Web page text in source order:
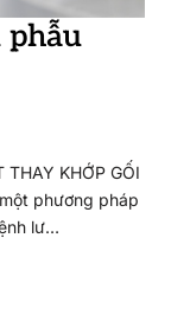
phẫu
THAY KHỚP GỐI
phương pháp
lư…